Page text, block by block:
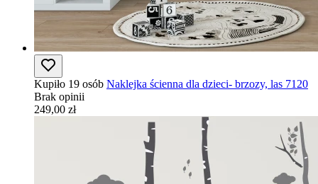
Kupiło 19 osób Naklejka ścienna dla dzieci- brzozy, las 7120
Brak opinii
249,00 zł